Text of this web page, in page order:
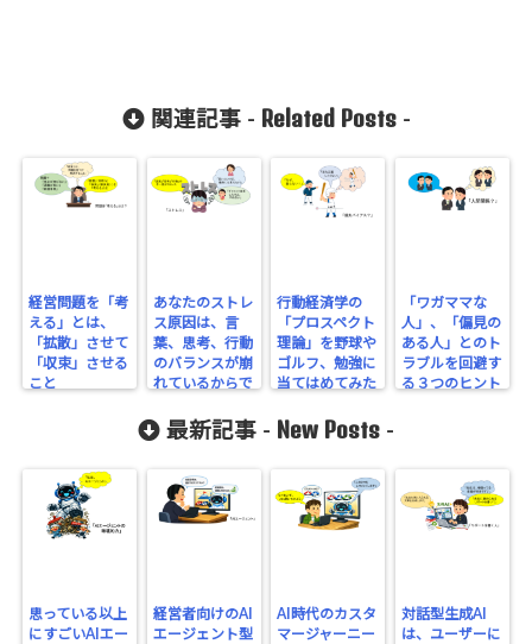
関連記事 - Related Posts-
経営問題を「考
える」とは、
「拡散」させて
「収束」させる
こと
あなたのストレ
ス原因は、言
葉、思考、行動
のバランスが崩
れているからで
行動経済学の
「プロスペクト
理論」を野球や
ゴルフ、勉強に
当てはめてみた
「ワガママな
人」、「偏見の
ある人」とのト
ラブルを回避す
る３つのヒント
最新記事 - New Posts -
思っている以上
にすごいAIエー
経営者向けのAI
エージェント型
AI時代のカスタ
マージャーニー
対話型生成AI
は、ユーザーに